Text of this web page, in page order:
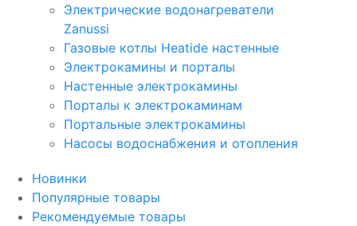
Электрические водонагреватели
Zanussi
Газовые котлы Heatide настенные
Электрокамины и порталы
Настенные электрокамины
Порталы к электрокаминам
Портальные электрокамины
Насосы водоснабжения и отопления
Новинки
Популярные товары
Рекомендуемые товары